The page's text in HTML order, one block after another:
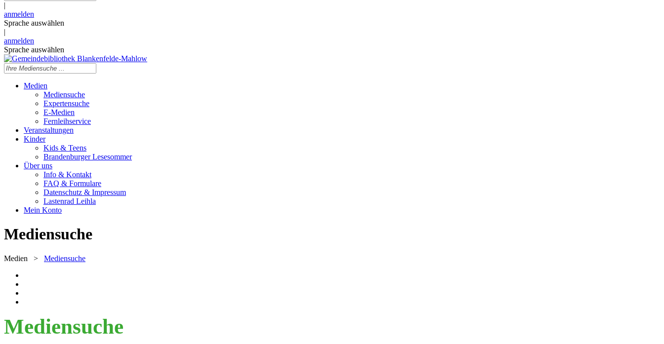
|
anmelden
Sprache auswählen
|
anmelden
Sprache auswählen
Medien
Mediensuche
Expertensuche
E-Medien
Fernleihservice
Veranstaltungen
Kinder
Kids & Teens
Brandenburger Lesesommer
Über uns
Info & Kontakt
FAQ & Formulare
Datenschutz & Impressum
Lastenrad Leihla
Mein Konto
Mediensuche
Medien > Mediensuche
Mediensuche